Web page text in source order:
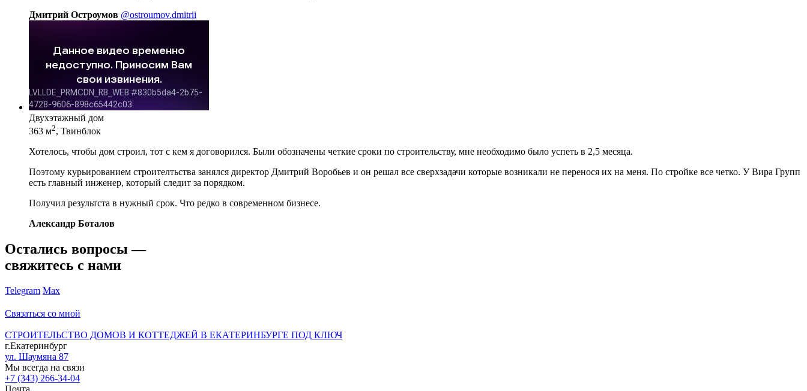
Дмитрий Остроумов @ostroumov.dmitrii
Двухэтажный дом
363 м2, Твинблок
Хотелось, чтобы дом строил, тот с кем я договорился. Были обозначены четкие сроки по строительству, мне необходимо было успеть в 2,5 месяца.
Поэтому курьированием строителтьства занялся директор Дмитрий Воробьев и он решал все сверхзадачи которые возникали не перенося их на меня. По стройке все четко. У Вира Групп
есть главный инженер, который следит за порядком.
Получил результста в нужный срок. Что редко в современном бизнесе.
Александр Боталов
Остались вопросы —
свяжитесь с нами
Telegram Max
Связаться со мной
СТРОИТЕЛЬСТВО ДОМОВ И КОТТЕДЖЕЙ В ЕКАТЕРИНБУРГЕ ПОД КЛЮЧ
г.Екатеринбург
ул. Шаумяна 87
Мы всегда на связи
+7 (343) 266-34-04
Почта